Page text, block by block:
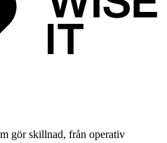
gör skillnad, från operativ